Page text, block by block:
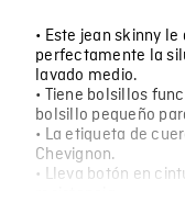
• Este jean skinny
perfectamente la
lavado medio.
• Tiene bolsillos
bolsillo pequeño
• La etiqueta de
Chevignon.
• Lleva botón en